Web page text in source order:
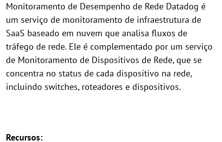
Monitoramento de Desempenho de Rede Datadog é
um serviço de monitoramento de infraestrutura de
SaaS baseado em nuvem que analisa fluxos de
tráfego de rede. Ele é complementado por um serviço
de Monitoramento de Dispositivos de Rede, que se
concentra no status de cada dispositivo na rede,
incluindo switches, roteadores e dispositivos.
Recursos: